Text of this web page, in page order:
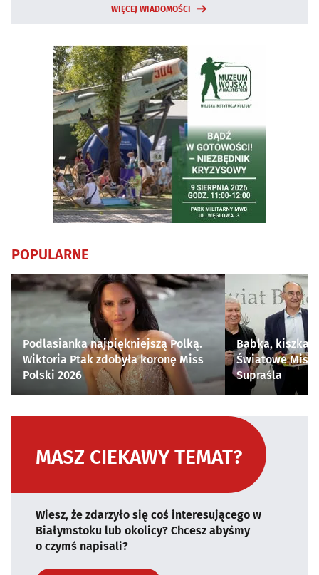
WIĘCEJ WIADOMOŚCI
POPULARNE
Podlasianka najpiękniejszą Polką.
Wiktoria Ptak zdobyła koronę Miss
Polski 2026
Babka, kiszka i
Światowe
Supraśla
MASZ CIEKAWY TEMAT?
Wiesz, że zdarzyło się coś interesującego w
Białymstoku lub okolicy? Chcesz abyśmy
o czymś napisali?